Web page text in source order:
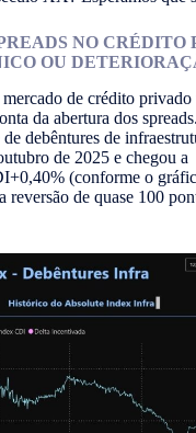
NO CRÉDITO
OU
de crédito
da abertura dos
debêntures de
de 2025 e chegou a
(conforme o
reversão de quase 100